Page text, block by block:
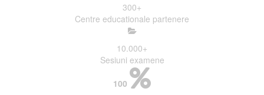
300+
Centre educationale partenere
10.000+
Sesiuni examene
100